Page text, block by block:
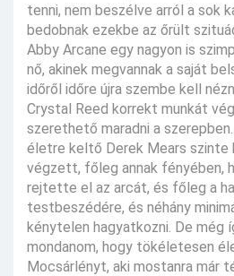
tenni, nem beszélve arról a sok
bedobnak ezekbe az őrült
Abby Arcane egy nagyon is
nő, akinek megvannak a saját
időről időre újra szembe kell
Crystal Reed korrekt munkát
szerethető maradni a
életre keltő Derek Mears szinte
végzett, főleg annak fényében,
rejtette el az arcát, és főleg a
testbeszédére, és néhány
kénytelen hagyatkozni. De még
mondanom, hogy tökéletesen
Mocsárlényt, aki mostanra már